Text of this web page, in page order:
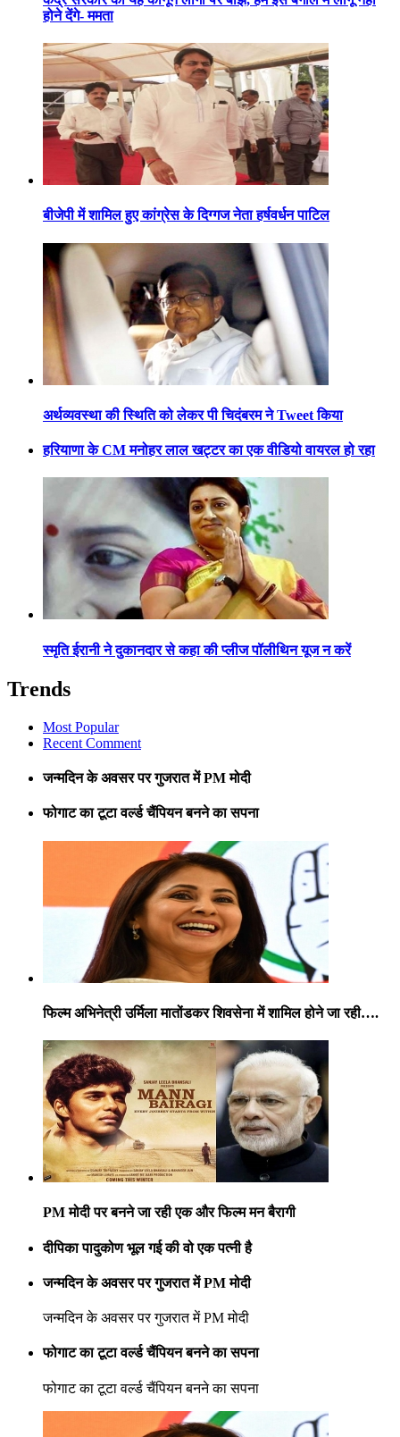
होने देंगे- ममता
बीजेपी में शामिल हुए कांग्रेस के दिग्गज नेता हर्षवर्धन पाटिल
अर्थव्यवस्था की स्थिति को लेकर पी चिदंबरम ने Tweet किया
हरियाणा के CM मनोहर लाल खट्टर का एक वीडियो वायरल हो रहा
स्मृति ईरानी ने दुकानदार से कहा की प्लीज पॉलीथिन यूज न करें
Trends
Most Popular
Recent Comment
जन्मदिन के अवसर पर गुजरात में PM मोदी
फोगाट का टूटा वर्ल्ड चैंपियन बनने का सपना
फिल्म अभिनेत्री उर्मिला मातोंडकर शिवसेना में शामिल होने जा रही….
PM मोदी पर बनने जा रही एक और फिल्म मन बैरागी
दीपिका पादुकोण भूल गई की वो एक पत्नी है
जन्मदिन के अवसर पर गुजरात में PM मोदी
जन्मदिन के अवसर पर गुजरात में PM मोदी
फोगाट का टूटा वर्ल्ड चैंपियन बनने का सपना
फोगाट का टूटा वर्ल्ड चैंपियन बनने का सपना